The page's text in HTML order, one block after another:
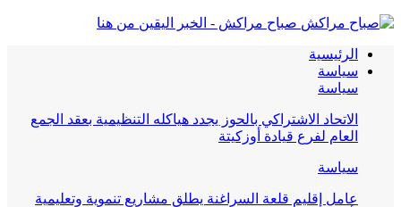
صباح مراكش - الخبر اليقين من هنا
الرئيسية
سياسة
سياسة
الاتحاد الاشتراكي بالحوز يجدد هياكله التنظيمية بعقد الجمع
العام لفرع قيادة أوزكيتة
سياسة
عامل إقليم قلعة السراغنة يطلق مشاريع تنموية وتعليمية